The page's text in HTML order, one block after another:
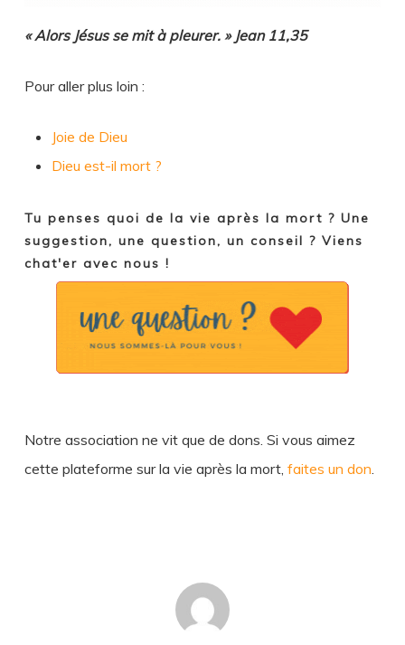
« Alors Jésus se mit à pleurer. » Jean 11,35
Pour aller plus loin :
Joie de Dieu
Dieu est-il mort ?
Tu penses quoi de la vie après la mort ? Une
suggestion, une question, un conseil ? Viens
chat'er avec nous !
Notre association ne vit que de dons. Si vous aimez
cette plateforme sur la vie après la mort, faites un don